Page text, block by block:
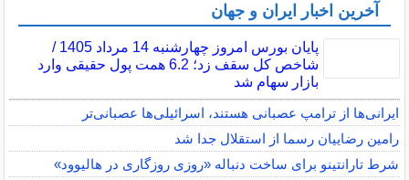
آخرین اخبار ایران و جهان
پایان بورس امروز چهارشنبه 14 مرداد 1405 /
شاخص کل سقف زد؛ 6.2 همت پول حقیقی وارد
بازار سهام شد
ایرانی‌ها از ترامپ عصبانی هستند، اسرائیلی‌ها عصبانی‌تر
رامین رضاییان رسما از استقلال جدا شد
شرط تارانتینو برای ساخت دنباله «روزی روزگاری در هالیوود»